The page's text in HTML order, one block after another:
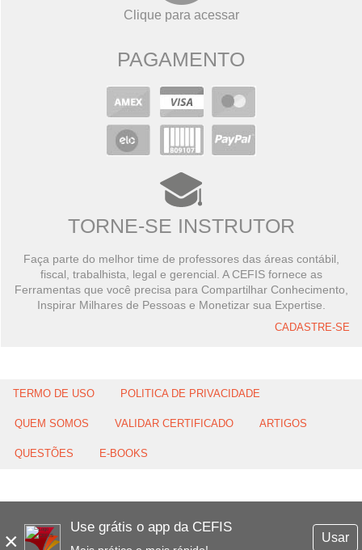
×
Use grátis o app da CEFIS
Usar
Clique para acessar
PAGAMENTO
TORNE-SE INSTRUTOR
Faça parte do melhor time de professores das áreas contábil,
fiscal, trabalhista, legal e gerencial. A CEFIS fornece as
Ferramentas que você precisa para Compartilhar Conhecimento,
Inspirar Milhares de Pessoas e Monetizar sua Expertise.
CADASTRE-SE
TERMO DE USO POLITICA DE PRIVACIDADE
QUEM SOMOS VALIDAR CERTIFICADO ARTIGOS
QUESTÕES E-BOOKS